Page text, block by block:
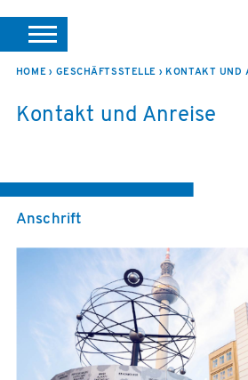
DE EN
HOME GESCHÄFTSSTELLE
Kontakt und Anreise
Anschrift